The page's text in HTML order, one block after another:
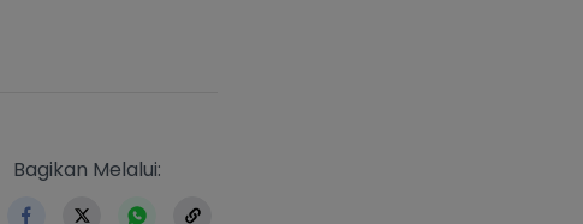
Bagikan Melalui: